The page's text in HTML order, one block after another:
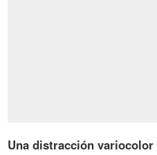
Una distracción variocolor